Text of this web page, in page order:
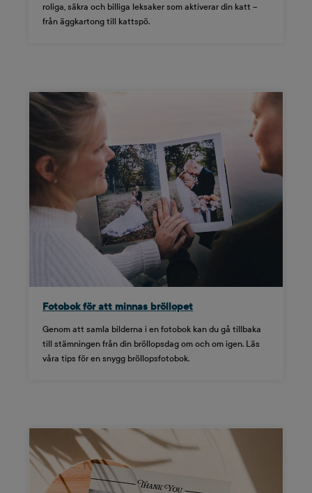
roliga, säkra och billiga leksaker som aktiverar din katt –
från äggkartong till kattspö.
Fotobok för att minnas bröllopet
Genom att samla bilderna i en fotobok kan du gå tillbaka
till stämningen från din bröllopsdag om och om igen. Läs
våra tips för en snygg bröllopsfotobok.